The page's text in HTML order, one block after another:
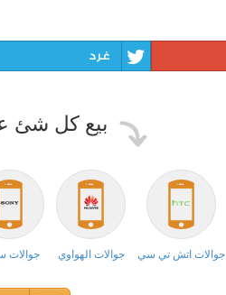
غرد
بيع كل شئ
جوالات اتش تي سي جوالات الهواوي جوالات